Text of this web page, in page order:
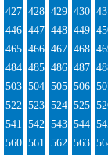
427 428 429 430
446 447 448 449
465 466 467 468
484 485 486 487
503 504 505 506
522 523 524 525
541 542 543 544
560 561 562 563